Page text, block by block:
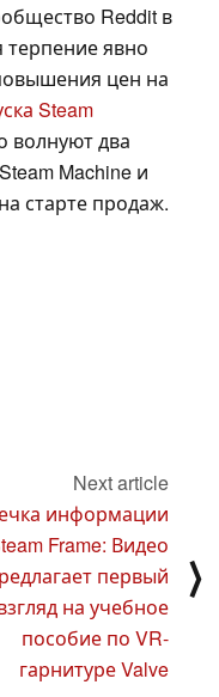
Reddit в
терпение явно
цен на
Steam
волнуют два
Machine и
старте продаж.
Next article
информации
Frame: Видео
первый
на учебное
пособие по VR-
гарнитуре Valve
⟩